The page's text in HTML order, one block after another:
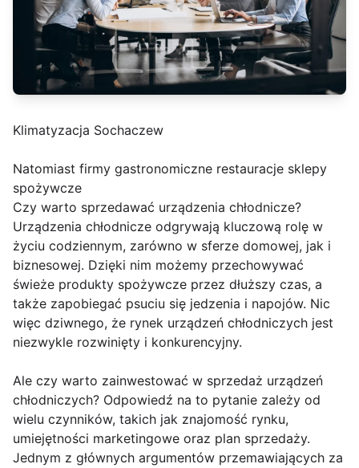
Klimatyzacja Sochaczew
Natomiast firmy gastronomiczne restauracje sklepy
spożywcze
Czy warto sprzedawać urządzenia chłodnicze?
Urządzenia chłodnicze odgrywają kluczową rolę w
życiu codziennym, zarówno w sferze domowej, jak i
biznesowej. Dzięki nim możemy przechowywać
świeże produkty spożywcze przez dłuższy czas, a
także zapobiegać psuciu się jedzenia i napojów. Nic
więc dziwnego, że rynek urządzeń chłodniczych jest
niezwykle rozwinięty i konkurencyjny.
Ale czy warto zainwestować w sprzedaż urządzeń
chłodniczych? Odpowiedź na to pytanie zależy od
wielu czynników, takich jak znajomość rynku,
umiejętności marketingowe oraz plan sprzedaży.
Jednym z głównych argumentów przemawiających za